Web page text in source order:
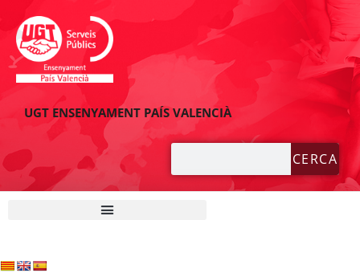
UGT ENSENYAMENT PAÍS VALENCIÀ
CERCA